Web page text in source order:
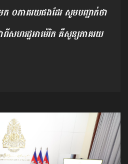
០ភាគរយផងដែរ សូមបញ្ជាក់ថា
សហរដ្ឋអាម៉េរិក គឺសូន្យភាគរយ